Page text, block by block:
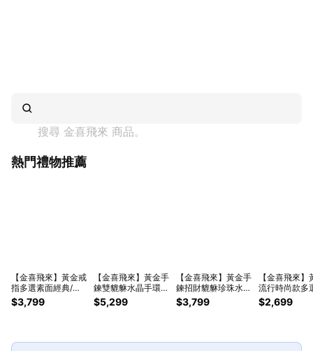
搜尋 金喜飛來 商品。
熱門禮物推薦
【金喜飛來】黃金戒
指多選素面經典/櫻
花款香港戒圍固定圍
(0.12錢±0.03)【快
$3,799
【金喜飛來】黃金手
鍊雙貔貅水晶手環多
款選(0.15錢±0.03)
【快速出貨】
$5,299
【金喜飛來】黃金手
鍊招財貔貅珍珠水晶
多色選彎管款(0.07
錢±0.01)【快速出
$3,799
【金喜飛來】
流行時尚款多
(0.07錢
禮/畢業快樂/
友家人長輩送
$2,699